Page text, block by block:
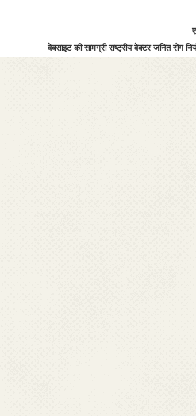
वेबसाइट की सामग्री राष्ट्रीय वेक्टर जनित रोग